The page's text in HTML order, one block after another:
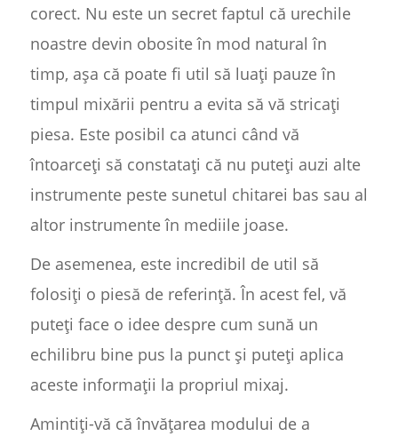
corect. Nu este un secret faptul că urechile
noastre devin obosite în mod natural în
timp, așa că poate fi util să luați pauze în
timpul mixării pentru a evita să vă stricați
piesa. Este posibil ca atunci când vă
întoarceți să constatați că nu puteți auzi alte
instrumente peste sunetul chitarei bas sau al
altor instrumente în mediile joase.
De asemenea, este incredibil de util să
folosiți o piesă de referință. În acest fel, vă
puteți face o idee despre cum sună un
echilibru bine pus la punct și puteți aplica
aceste informații la propriul mixaj.
Amintiți-vă că învățarea modului de a